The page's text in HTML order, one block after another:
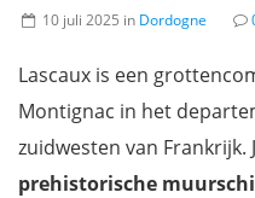
10 juli 2025 in Dordogne
Lascaux is een
Montignac in het
zuidwesten van Frankrijk.
prehistorische